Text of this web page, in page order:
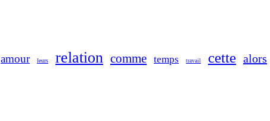
amour leurs relation comme temps travail cette alors